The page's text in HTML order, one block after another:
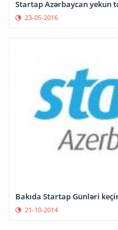
Startap Azərbaycan yekun
23-05-2016
Bakıda Startap Günləri
21-10-2014